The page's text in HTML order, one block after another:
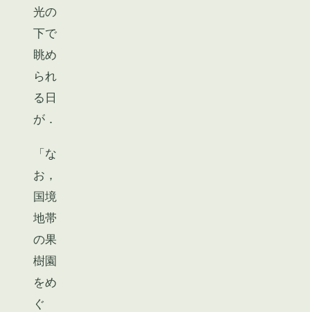
光の
下で
眺め
られ
る日
が．
「な
お，
国境
地帯
の果
樹園
をめ
ぐ